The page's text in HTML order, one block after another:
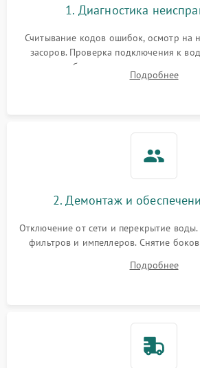
циркуляционным насосом
2100 ₽
1. Диагностика
Считывание кодов ошибок, осмотр на
засоров. Проверка подключения к
жалоб на отсутствие слива,
разбрызгивателей илиПодробнее
2. Демонтаж и
Отключение от сети и перекрытие
фильтров и импеллеров. Снятие
циркуляционному насосу, ТЭНу и
Подробнее